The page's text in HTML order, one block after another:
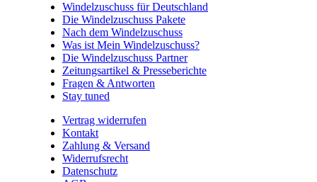
Windelzuschuss für Deutschland
Die Windelzuschuss Pakete
Nach dem Windelzuschuss
Was ist Mein Windelzuschuss?
Die Windelzuschuss Partner
Zeitungsartikel & Presseberichte
Fragen & Antworten
Stay tuned
Vertrag widerrufen
Kontakt
Zahlung & Versand
Widerrufsrecht
Datenschutz